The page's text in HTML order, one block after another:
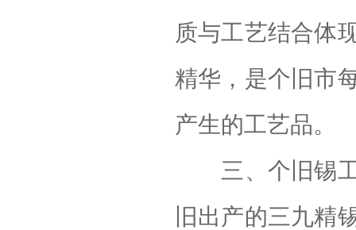
质与工艺结合体
精华，是个旧市
产生的工艺品。
三、个旧锡工
旧出产的三九精